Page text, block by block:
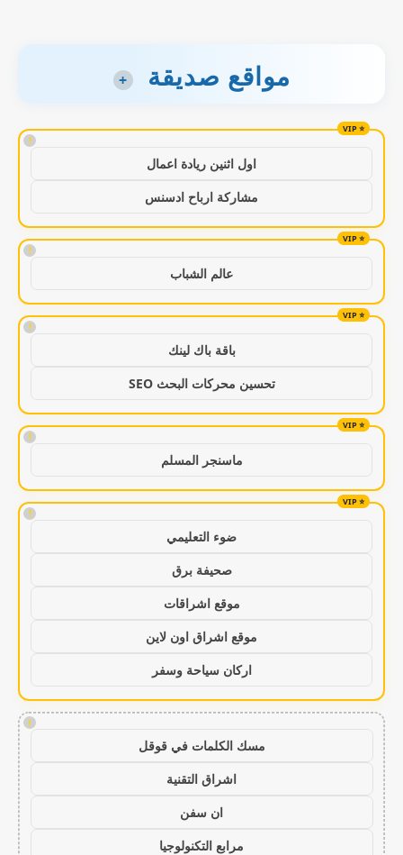
مواقع صديقة +
!
اول اثنين ريادة اعمال
مشاركة ارباح ادسنس
!
عالم الشباب
!
باقة باك لينك
تحسين محركات البحث SEO
!
ماسنجر المسلم
!
ضوء التعليمي
صحيفة برق
موقع اشراقات
موقع اشراق اون لاين
اركان سياحة وسفر
!
مسك الكلمات في قوقل
اشراق التقنية
ان سفن
مرابع التكنولوجيا